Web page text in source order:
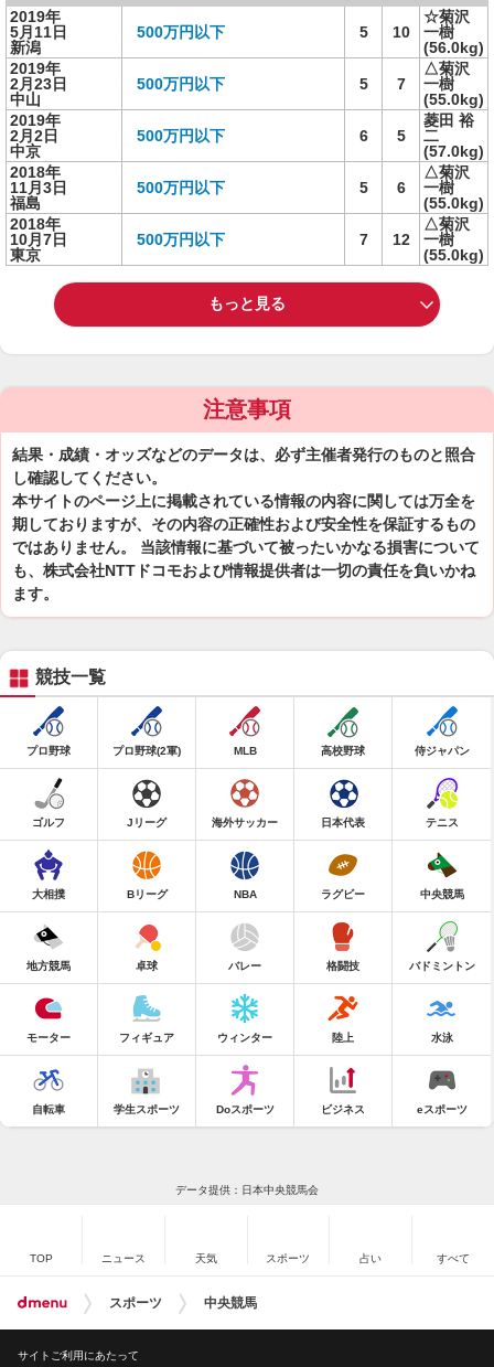
2019年
5月11日
新潟
500万円以下 5 10
☆菊沢
一樹
(56.0kg)
2019年
2月23日
中山
500万円以下 5 7
△菊沢
一樹
(55.0kg)
2019年
2月2日
中京
500万円以下 6 5
菱田 裕
二
(57.0kg)
2018年
11月3日
福島
500万円以下 5 6
△菊沢
一樹
(55.0kg)
2018年
10月7日
東京
500万円以下 7 12
△菊沢
一樹
(55.0kg)
もっと見る
注意事項
結果・成績・オッズなどのデータは、必ず主催者発行のものと照合
し確認してください。
本サイトのページ上に掲載されている情報の内容に関しては万全を
期しておりますが、その内容の正確性および安全性を保証するもの
ではありません。 当該情報に基づいて被ったいかなる損害について
も、株式会社NTTドコモおよび情報提供者は一切の責任を負いかね
ます。
競技一覧
プロ野球 プロ野球(2軍) MLB 高校野球 侍ジャパン
ゴルフ Jリーグ 海外サッカー 日本代表 テニス
大相撲 Bリーグ NBA ラグビー 中央競馬
地方競馬 卓球 バレー 格闘技 バドミントン
モーター フィギュア ウィンター 陸上 水泳
自転車 学生スポーツ Doスポーツ ビジネス eスポーツ
データ提供：日本中央競馬会
TOP ニュース 天気 スポーツ 占い すべて
スポーツ 中央競馬
サイトご利用にあたって